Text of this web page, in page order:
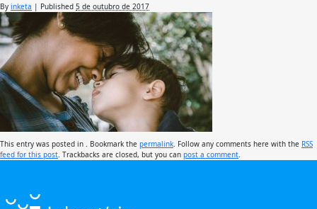
By inketa | Published 5 de outubro de 2017
This entry was posted in . Bookmark the permalink . Follow any comments here with the RSS
feed for this post . Trackbacks are closed, but you can post a comment